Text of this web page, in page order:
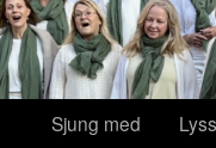
Sjung med